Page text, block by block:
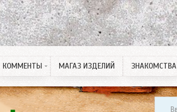
тесты
КОММЕНТЫ
Спонсорские статьиМАГАЗ ИЗДЕЛИЙ ЗНАКОМСТВА